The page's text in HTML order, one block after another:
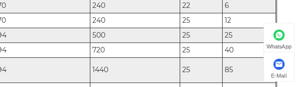
240 22
6
240 25
12
500 25
25
720 25 40
1440 25 85
WhatsApp
E-Mail